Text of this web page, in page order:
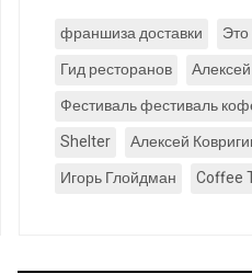
франшиза доставки
Гид ресторанов
Фестиваль фестиваль
Shelter
Алексей
Игорь Глойдман
Coffee